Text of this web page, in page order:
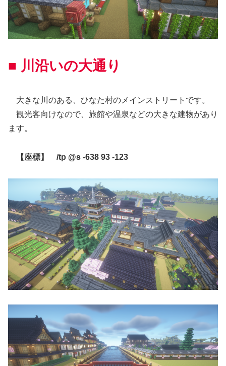
■ 川沿いの大通り
大きな川のある、ひなた村のメインストリートです。
観光客向けなので、旅館や温泉などの大きな建物があり
ます。
【座標】 /tp @s -638 93 -123